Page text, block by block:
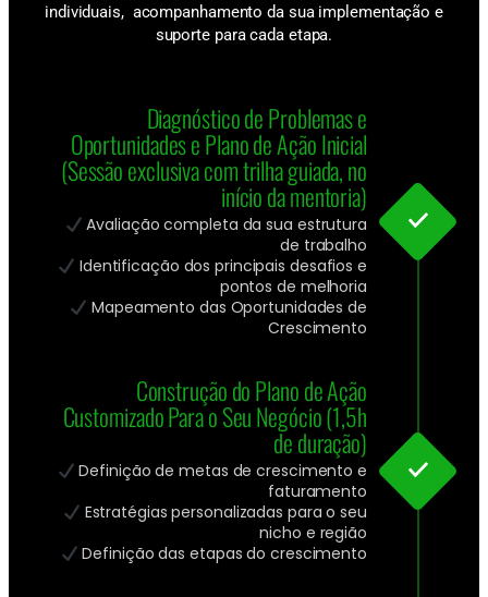
individuais, acompanhamento da sua implementação e
suporte para cada etapa.
Diagnóstico de Problemas e
Oportunidades e Plano de Ação Inicial
(Sessão exclusiva com trilha guiada, no
início da mentoria)
Avaliação completa da sua estrutura
de trabalho
Identificação dos principais desafios e
pontos de melhoria
Mapeamento das Oportunidades de
Crescimento
Construção do Plano de Ação
Customizado Para o Seu Negócio (1,5h
de duração)
Definição de metas de crescimento e
faturamento
Estratégias personalizadas para o seu
nicho e região
Definição das etapas do crescimento